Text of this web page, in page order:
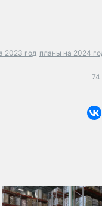
2023 год планы на 2024
74